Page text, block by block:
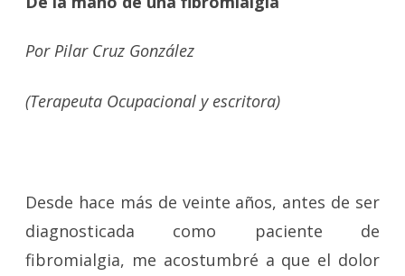
Por Pilar Cruz González
(Terapeuta Ocupacional y escritora)
Desde hace más de veinte años, antes de ser
diagnosticada como paciente de
fibromialgia, me acostumbré a que el dolor